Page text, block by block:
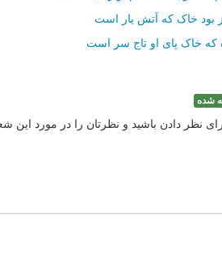
بود خاک که آتش یار است
که خاک پای او تاج سر است
شده
نظر دادن باشید و نظرتان را در مورد این